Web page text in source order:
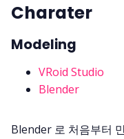
Charater
Modeling
VRoid Studio
Blender
Blender 로 처음부터